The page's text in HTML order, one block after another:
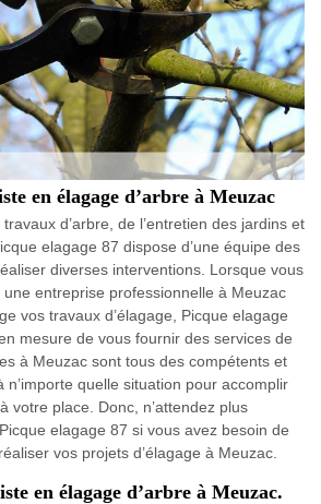
en élagage d’arbre à Meuzac
d’arbre, de l’entretien des jardins et
elagage 87 dispose d’une équipe des
diverses interventions. Lorsque vous
une entreprise professionnelle à Meuzac
vos travaux d’élagage, Picque elagage
mesure de vous fournir des services de
à Meuzac sont tous des compétents et
n’importe quelle situation pour accomplir
votre place. Donc, n’attendez plus
elagage 87 si vous avez besoin de
vos projets d’élagage à Meuzac.
en élagage d’arbre à Meuzac.